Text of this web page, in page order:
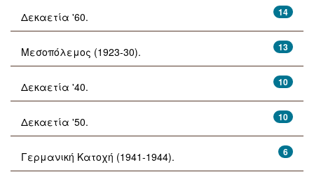
14
Δεκαετία '60.
13
Μεσοπόλεμος (1923-30).
10
Δεκαετία '40.
10
Δεκαετία '50.
6
Γερμανική Κατοχή (1941-1944).